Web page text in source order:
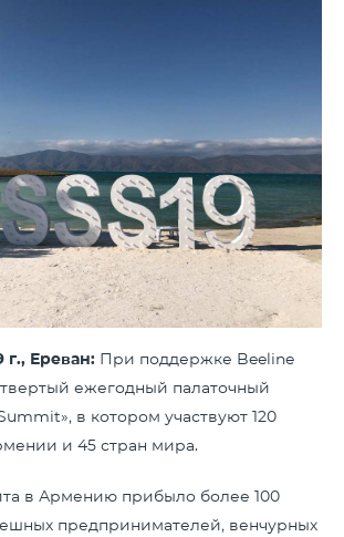
г., Ереван: При поддержке Beeline
ежегодный палаточный
в котором участвуют 120
и 45 стран мира.
в Армению прибыло более 100
предпринимателей, венчурных